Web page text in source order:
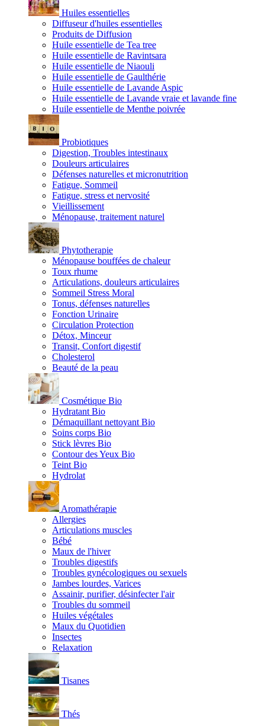
Huiles essentielles
Diffuseur d'huiles essentielles
Produits de Diffusion
Huile essentielle de Tea tree
Huile essentielle de Ravintsara
Huile essentielle de Niaouli
Huile essentielle de Gaulthérie
Huile essentielle de Lavande Aspic
Huile essentielle de Lavande vraie et lavande fine
Huile essentielle de Menthe poivrée
Probiotiques
Digestion, Troubles intestinaux
Douleurs articulaires
Défenses naturelles et micronutrition
Fatigue, Sommeil
Fatigue, stress et nervosité
Vieillissement
Ménopause, traitement naturel
Phytotherapie
Ménopause bouffées de chaleur
Toux rhume
Articulations, douleurs articulaires
Sommeil Stress Moral
Tonus, défenses naturelles
Fonction Urinaire
Circulation Protection
Détox, Minceur
Transit, Confort digestif
Cholesterol
Beauté de la peau
Cosmétique Bio
Hydratant Bio
Démaquillant nettoyant Bio
Soins corps Bio
Stick lèvres Bio
Contour des Yeux Bio
Teint Bio
Hydrolat
Aromathérapie
Allergies
Articulations muscles
Bébé
Maux de l'hiver
Troubles digestifs
Troubles gynécologiques ou sexuels
Jambes lourdes, Varices
Assainir, purifier, désinfecter l'air
Troubles du sommeil
Huiles végétales
Maux du Quotidien
Insectes
Relaxation
Tisanes
Thés